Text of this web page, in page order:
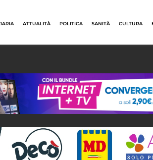
ATTUALITÀ POLITICA SANITÀ CULTURA